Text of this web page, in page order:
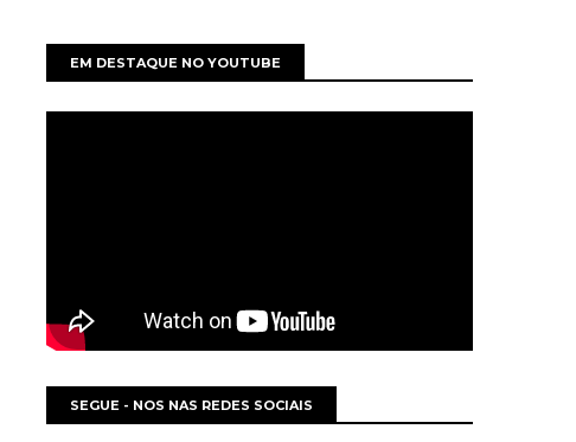
EM DESTAQUE NO YOUTUBE
SEGUE - NOS NAS REDES SOCIAIS